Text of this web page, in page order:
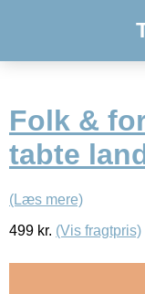
Folk &
tabte
(Læs mere)
499 kr. (Vis fragtpris)